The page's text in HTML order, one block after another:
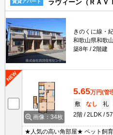
賃貸アパート ラヴィーン（ＲＡＶ
きのくに線・
和歌山県和歌
築8年
2階建
画像：34枚
5.65万円(管
敷
なし 礼
2階
2LDK
★人気の高い角部屋★ ペット飼育